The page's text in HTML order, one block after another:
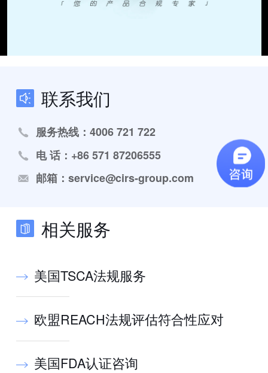
联系我们
服务热线：4006 721 722
电 话：+86 571 87206555
邮箱：service@cirs-group.com
相关服务
美国TSCA法规服务
欧盟REACH法规评估符合性应对
美国FDA认证咨询